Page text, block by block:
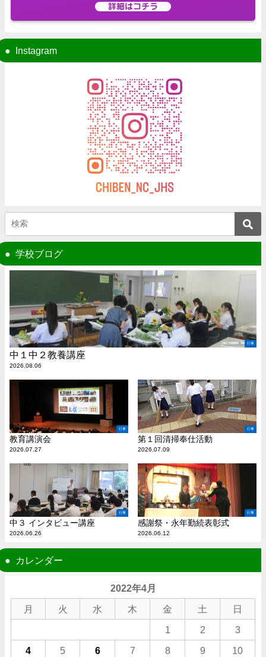
詳細はコチラ
Instagram
学校ブログ
行事
中１中２教養講座
2026.08.06
行事
教育講演会
2026.07.27
行事
第１回清掃奉仕活動
2026.07.09
行事
中３ インタビュー講座
2026.06.26
行事
感謝祭・永年勤続表彰式
2026.06.12
カレンダー
2022年4月
月 火 水 木 金 土 日
1 2 3
4 5 6 7 8 9 10